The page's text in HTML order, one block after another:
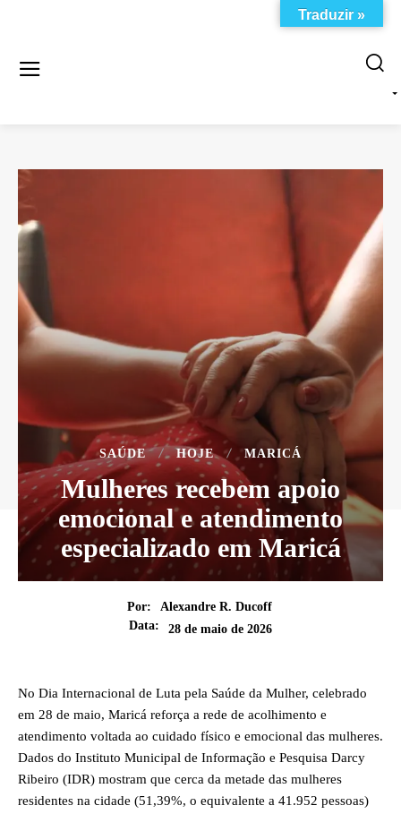
SAÚDE HOJE MARICÁ
Mulheres recebem apoio
emocional e atendimento
especializado em Maricá
Por:
Alexandre R. Ducoff
Data:
28 de maio de 2026
No Dia Internacional de Luta pela Saúde da Mulher, celebrado
em 28 de maio, Maricá reforça a rede de acolhimento e
atendimento voltada ao cuidado físico e emocional das mulheres.
Dados do Instituto Municipal de Informação e Pesquisa Darcy
Ribeiro (IDR) mostram que cerca da metade das mulheres
residentes na cidade (51,39%, o equivalente a 41.952 pessoas)
Traduzir »